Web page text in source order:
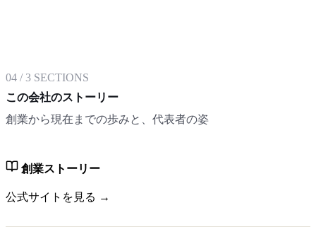
04 /3 SECTIONS
この会社のストーリー
創業から現在までの歩みと、代表者の姿
創業ストーリー
公式サイトを見る →